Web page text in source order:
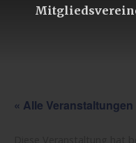
« Alle Veranstaltungen